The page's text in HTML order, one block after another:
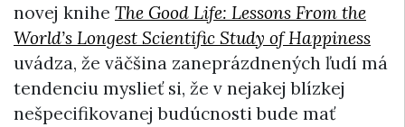
novej knihe The Good Life: Lessons From the
World’s Longest Scientific Study of Happiness
uvádza, že väčšina zaneprázdnených ľudí má
tendenciu myslieť si, že v nejakej blízkej
nešpecifikovanej budúcnosti bude mať